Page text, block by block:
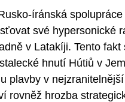
íránská spolupráce
své hypersonické
v Latakíji. Tento fakt
hnutí Hútiů v
plavby v
rovněž hrozba